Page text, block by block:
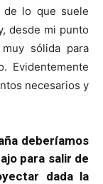
de lo que suele
desde mi punto
sólida para
Evidentemente
necesarios y
deberíamos
para salir de
dada la